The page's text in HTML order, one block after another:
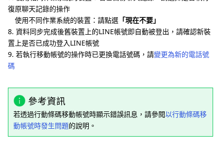
復原聊天記錄的操作
使用不同作業系統的裝置：請點選 「現在不要」
8. 資料同步完成後舊裝置上的LINE帳號即自動被登出，請確認新裝
置上是否已成功登入LINE帳號
9. 若執行移動帳號的操作時已更換電話號碼，請變更為新的電話號
碼
參考資訊
若透過行動條碼移動帳號時顯示錯誤訊息，請參閱以行動條碼移
動帳號時發生問題的說明。